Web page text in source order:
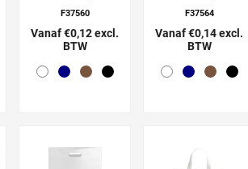
F37560
Vanaf €0,12 excl.
BTW
F37564
Vanaf €0,14 excl.
BTW